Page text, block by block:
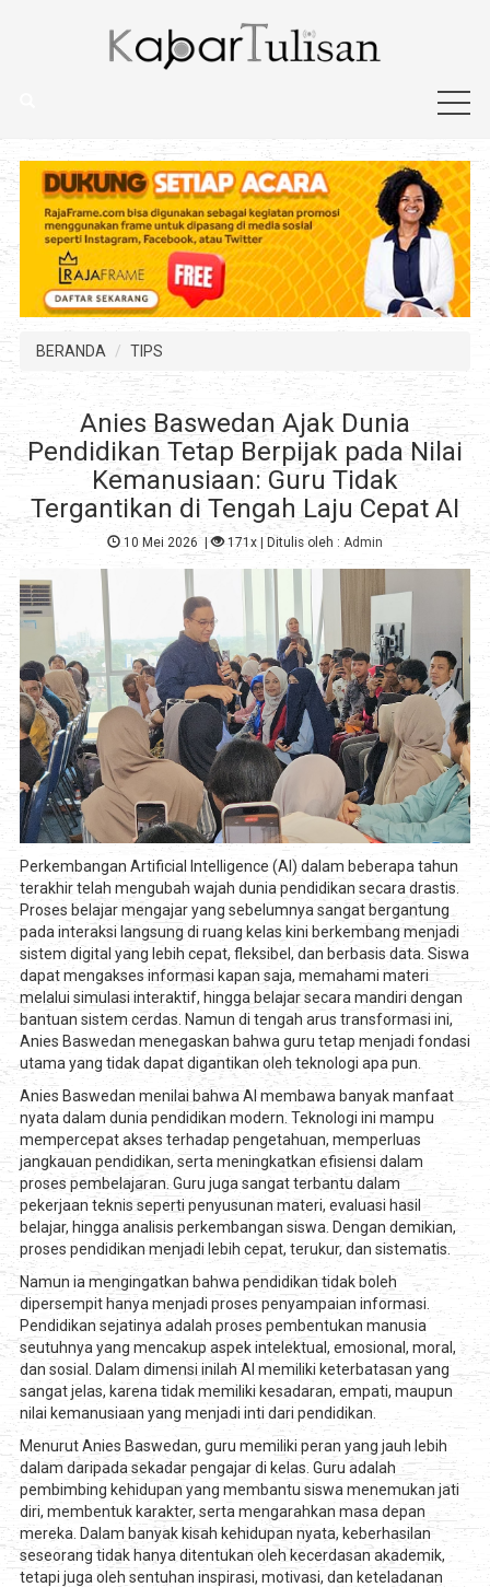
BERANDA TIPS
Anies Baswedan Ajak Dunia
Pendidikan Tetap Berpijak pada Nilai
Kemanusiaan: Guru Tidak
Tergantikan di Tengah Laju Cepat AI
10 Mei 2026 | 171x| Ditulis oleh : Admin
Perkembangan Artificial Intelligence (AI) dalam beberapa tahun
terakhir telah mengubah wajah dunia pendidikan secara drastis.
Proses belajar mengajar yang sebelumnya sangat bergantung
pada interaksi langsung di ruang kelas kini berkembang menjadi
sistem digital yang lebih cepat, fleksibel, dan berbasis data. Siswa
dapat mengakses informasi kapan saja, memahami materi
melalui simulasi interaktif, hingga belajar secara mandiri dengan
bantuan sistem cerdas. Namun di tengah arus transformasi ini,
Anies Baswedan menegaskan bahwa guru tetap menjadi fondasi
utama yang tidak dapat digantikan oleh teknologi apa pun.
Anies Baswedan menilai bahwa AI membawa banyak manfaat
nyata dalam dunia pendidikan modern. Teknologi ini mampu
mempercepat akses terhadap pengetahuan, memperluas
jangkauan pendidikan, serta meningkatkan efisiensi dalam
proses pembelajaran. Guru juga sangat terbantu dalam
pekerjaan teknis seperti penyusunan materi, evaluasi hasil
belajar, hingga analisis perkembangan siswa. Dengan demikian,
proses pendidikan menjadi lebih cepat, terukur, dan sistematis.
Namun ia mengingatkan bahwa pendidikan tidak boleh
dipersempit hanya menjadi proses penyampaian informasi.
Pendidikan sejatinya adalah proses pembentukan manusia
seutuhnya yang mencakup aspek intelektual, emosional, moral,
dan sosial. Dalam dimensi inilah AI memiliki keterbatasan yang
sangat jelas, karena tidak memiliki kesadaran, empati, maupun
nilai kemanusiaan yang menjadi inti dari pendidikan.
Menurut Anies Baswedan, guru memiliki peran yang jauh lebih
dalam daripada sekadar pengajar di kelas. Guru adalah
pembimbing kehidupan yang membantu siswa menemukan jati
diri, membentuk karakter, serta mengarahkan masa depan
mereka. Dalam banyak kisah kehidupan nyata, keberhasilan
seseorang tidak hanya ditentukan oleh kecerdasan akademik,
tetapi juga oleh sentuhan inspirasi, motivasi, dan keteladanan